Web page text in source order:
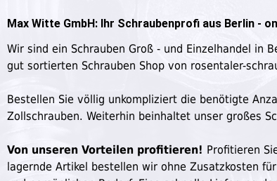
Max Witte GmbH: Ihr Schraubenprofi aus Berlin -
Wir sind ein Schrauben Groß - und Einzelhandel in
gut sortierten Schrauben Shop von rosentaler-
Bestellen Sie völlig unkompliziert die benötigte
Zollschrauben. Weiterhin beinhaltet unser großes
Von unseren Vorteilen profitieren! Profitieren
lagernde Artikel bestellen wir ohne Zusatzkosten